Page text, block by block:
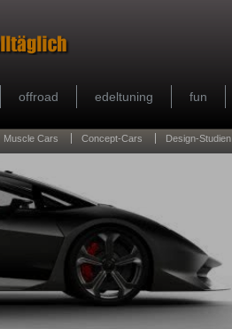
offroad edeltuning fun
Muscle Cars Concept-Cars Design-Studien